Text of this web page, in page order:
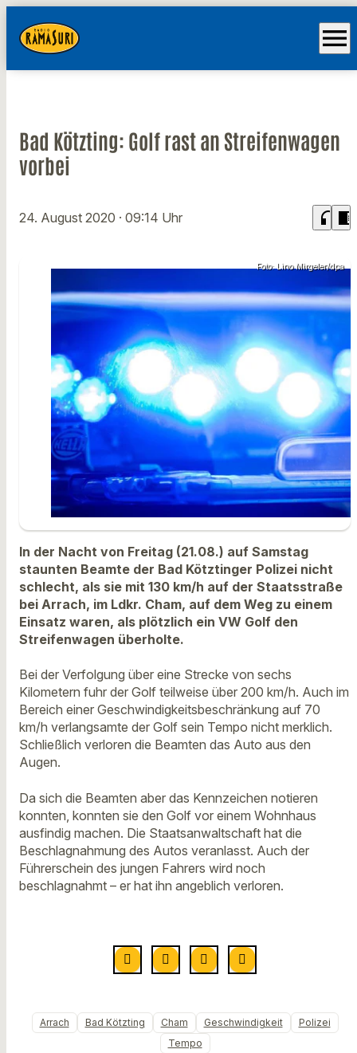
menu
Bad Kötzting: Golf rast an Streifenwagen
vorbei
24. August 2020 · 09:14 Uhr headphones chrome_reader_mode
Foto: Lino Mirgeler/dpa
In der Nacht von Freitag (21.08.) auf Samstag
staunten Beamte der Bad Kötztinger Polizei nicht
schlecht, als sie mit 130 km/h auf der Staatsstraße
bei Arrach, im Ldkr. Cham, auf dem Weg zu einem
Einsatz waren, als plötzlich ein VW Golf den
Streifenwagen überholte.
Bei der Verfolgung über eine Strecke von sechs
Kilometern fuhr der Golf teilweise über 200 km/h. Auch im
Bereich einer Geschwindigkeitsbeschränkung auf 70
km/h verlangsamte der Golf sein Tempo nicht merklich.
Schließlich verloren die Beamten das Auto aus den
Augen.
Da sich die Beamten aber das Kennzeichen notieren
konnten, konnten sie den Golf vor einem Wohnhaus
ausfindig machen. Die Staatsanwaltschaft hat die
Beschlagnahmung des Autos veranlasst. Auch der
Führerschein des jungen Fahrers wird noch
beschlagnahmt – er hat ihn angeblich verloren.
Arrach Bad Kötzting Cham Geschwindigkeit
Polizei
Tempo